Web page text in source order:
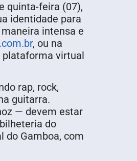
quinta-feira (07),
identidade para
intensa e
, ou na
plataforma virtual
rap, rock,
guitarra.
— devem estar
do
do Gamboa, com